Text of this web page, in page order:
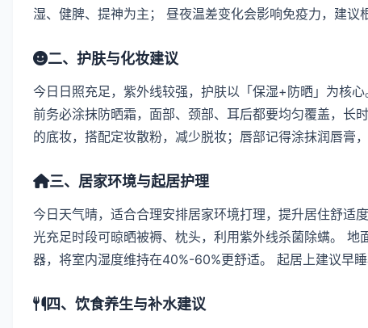
湿、健脾、提神为主； 昼夜温差变化会影响免疫力，建议
二、护肤与化妆建议
今日日照充足，紫外线较强，护肤以「保湿+防晒」为核
前务必涂抹防晒霜，面部、颈部、耳后都要均匀覆盖，长
的底妆，搭配定妆散粉，减少脱妆；唇部记得涂抹润唇膏，
三、居家环境与起居护理
今日天气晴，适合合理安排居家环境打理，提升居住舒
光充足时段可晾晒被褥、枕头，利用紫外线杀菌除螨。
器，将室内湿度维持在40%-60%更舒适。 起居上建议早
四、饮食养生与补水建议